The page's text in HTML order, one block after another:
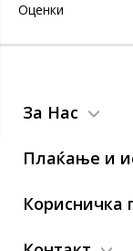
Оценки
За Нас
Плаќање и
Корисничка